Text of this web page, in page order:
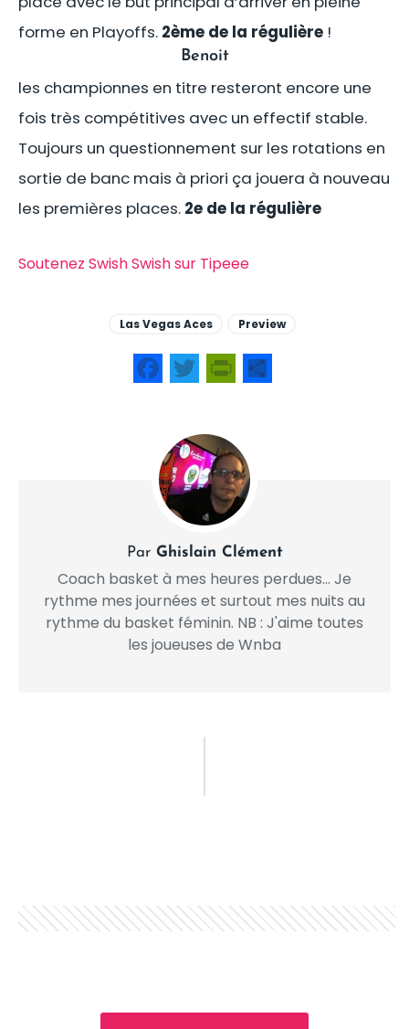
forme en Playoffs. 2ème de la régulière !
Benoit
les championnes en titre resteront encore une
fois très compétitives avec un effectif stable.
Toujours un questionnement sur les rotations en
sortie de banc mais à priori ça jouera à nouveau
les premières places. 2e de la régulière
Las Vegas Aces Preview
Facebook
Twitter
PrintFriendly
Share
Par Ghislain Clément
Coach basket à mes heures perdues... Je
rythme mes journées et surtout mes nuits au
rythme du basket féminin. NB : J'aime toutes
les joueuses de Wnba
Soutenez Swish Swish sur Tipeee